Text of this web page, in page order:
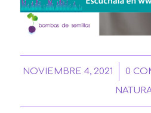
NOVIEMBRE 4, 2021
/ 0